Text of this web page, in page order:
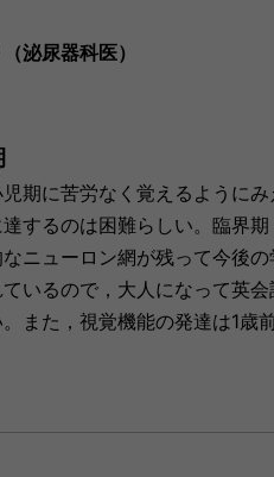
泌尿器科医）
期に苦労なく覚えるように
するのは困難らしい。臨界
ニューロン網が残って今後
いるので，大人になって英
また，視覚機能の発達は1歳